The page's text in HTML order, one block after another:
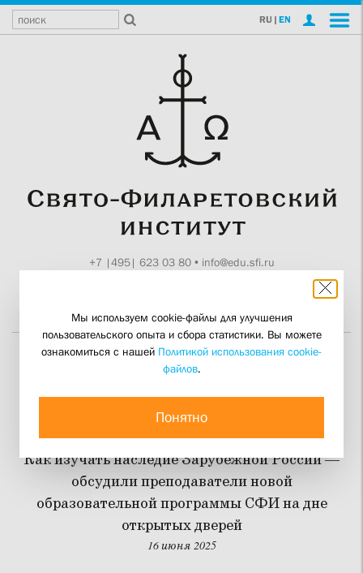
RU | EN
+7 |495| 623 03 80• info@edu.sfi.ru
Зачем «ворошить»
прошлое?
Как изучать наследие Зарубежной России —
обсудили преподаватели новой
образовательной программы СФИ на дне
открытых дверей
16 июня 2025
Мы используем cookie-файлы для улучшения
пользовательского опыта и сбора статистики. Вы можете
ознакомиться с нашей Политикой использования cookie-
файлов.
Понятно